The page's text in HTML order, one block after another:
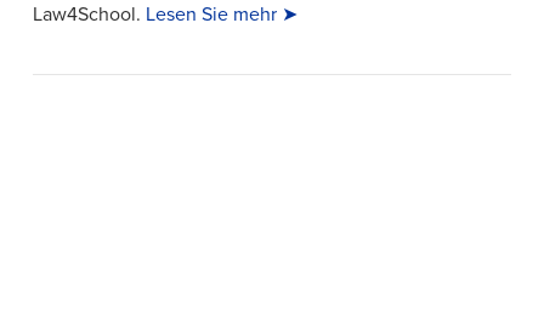
Law4School. Lesen Sie mehr ➤